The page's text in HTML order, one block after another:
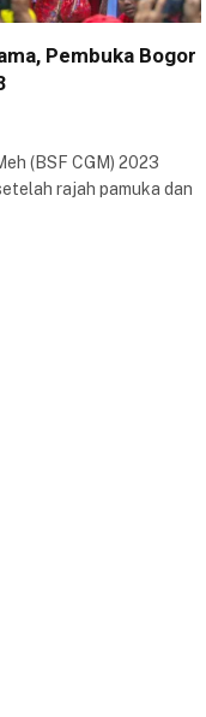
Pembuka Bogor
(BSF CGM) 2023
rajah pamuka dan